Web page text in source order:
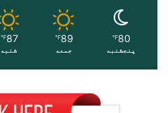
80
℉
پنجشنبه
89
℉
جمعه
87
℉
شنبه